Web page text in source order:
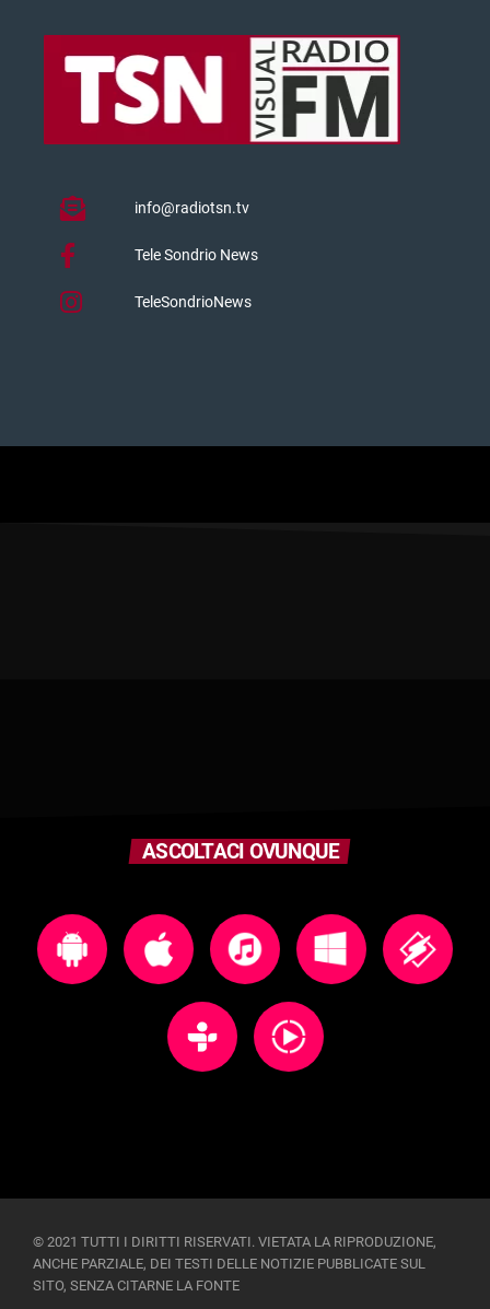
info@radiotsn.tv
Tele Sondrio News
TeleSondrioNews
ASCOLTACI OVUNQUE
© 2021 TUTTI I DIRITTI RISERVATI. VIETATA LA RIPRODUZIONE,
ANCHE PARZIALE, DEI TESTI DELLE NOTIZIE PUBBLICATE SUL
SITO, SENZA CITARNE LA FONTE